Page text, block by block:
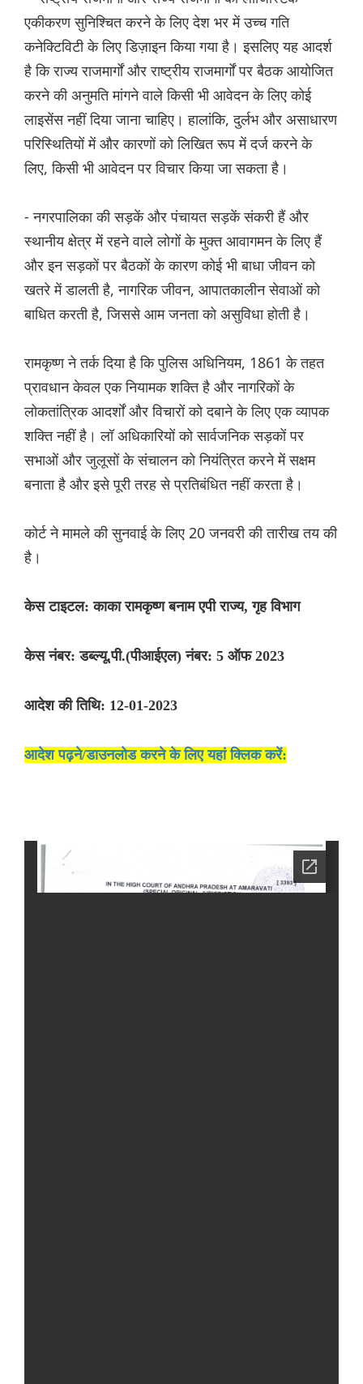
एकीकरण सुनिश्चित करने के लिए देश भर में उच्च गति
कनेक्टिविटी के लिए डिज़ाइन किया गया है। इसलिए यह आदर्श
है कि राज्य राजमार्गों और राष्ट्रीय राजमार्गों पर बैठक आयोजित
करने की अनुमति मांगने वाले किसी भी आवेदन के लिए कोई
लाइसेंस नहीं दिया जाना चाहिए। हालांकि, दुर्लभ और असाधारण
परिस्थितियों में और कारणों को लिखित रूप में दर्ज करने के
लिए, किसी भी आवेदन पर विचार किया जा सकता है।
- नगरपालिका की सड़कें और पंचायत सड़कें संकरी हैं और
स्थानीय क्षेत्र में रहने वाले लोगों के मुक्त आवागमन के लिए हैं
और इन सड़कों पर बैठकों के कारण कोई भी बाधा जीवन को
खतरे में डालती है, नागरिक जीवन, आपातकालीन सेवाओं को
बाधित करती है, जिससे आम जनता को असुविधा होती है।
रामकृष्ण ने तर्क दिया है कि पुलिस अधिनियम, 1861 के तहत
प्रावधान केवल एक नियामक शक्ति है और नागरिकों के
लोकतांत्रिक आदर्शों और विचारों को दबाने के लिए एक व्यापक
शक्ति नहीं है। लॉ अधिकारियों को सार्वजनिक सड़कों पर
सभाओं और जुलूसों के संचालन को नियंत्रित करने में सक्षम
बनाता है और इसे पूरी तरह से प्रतिबंधित नहीं करता है।
कोर्ट ने मामले की सुनवाई के लिए 20 जनवरी की तारीख तय की
है।
केस टाइटल: काका रामकृष्ण बनाम एपी राज्य, गृह विभाग
केस नंबर: डब्ल्यू.पी.(पीआईएल) नंबर: 5 ऑफ 2023
आदेश की तिथि: 12-01-2023
आदेश पढ़ने/डाउनलोड करने के लिए यहां क्लिक करें: